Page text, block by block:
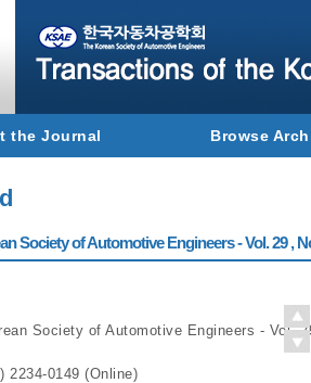
the Journal Browse
Society of Automotive Engineers - Vol. 29 ,
Society of Automotive Engineers - Vol.
2234-0149 (Online)